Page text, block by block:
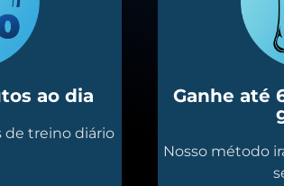
ao dia
de treino diário
Ganhe até
Nosso método